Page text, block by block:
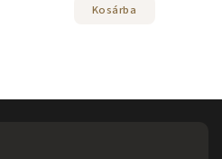
Kosárba